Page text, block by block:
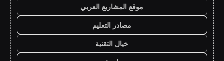
موقع المشاريع العربي
مصادر التعليم
خيال التقنية